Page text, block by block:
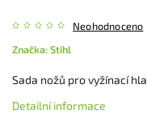
Neohodnoceno
Značka:Stihl
Sada nožů pro vyžínací
Detailní informace